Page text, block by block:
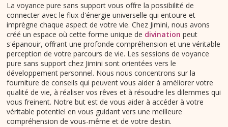
La voyance pure sans support vous offre la possibilité de
connecter avec le flux d'énergie universelle qui entoure et
imprègne chaque aspect de votre vie. Chez Jimini, nous avons
créé un espace où cette forme unique de divination peut
s'épanouir, offrant une profonde compréhension et une véritable
perception de votre parcours de vie. Les sessions de voyance
pure sans support chez Jimini sont orientées vers le
développement personnel. Nous nous concentrons sur la
fourniture de conseils qui peuvent vous aider à améliorer votre
qualité de vie, à réaliser vos rêves et à résoudre les dilemmes qui
vous freinent. Notre but est de vous aider à accéder à votre
véritable potentiel en vous guidant vers une meilleure
compréhension de vous-même et de votre destin.